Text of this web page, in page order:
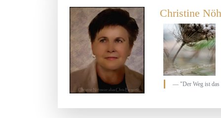
Christine
"Der Weg ist